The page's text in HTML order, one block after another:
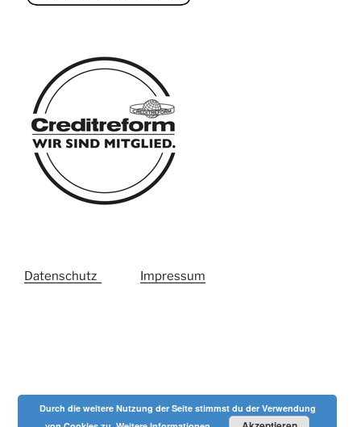
Datenschutz Impressum
Durch die weitere Nutzung der Seite stimmst du der Verwendung